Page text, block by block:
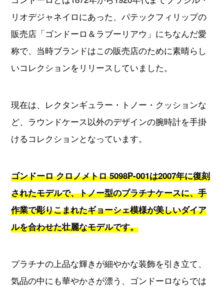
リオデジャネイロにあった、パテックフィリップの
販売店「ゴンドーロ＆ラブーリアウ」にちなんだ愛
称で、当時ブランドはこの販売店のために素晴らし
いコレクションをリリースしていました。
現在は、レクタンギュラー・トノー・クッションな
ど、ラウンドケース以外のデザインの腕時計を手掛
けるコレクションとなっています。
ゴンドーロ クロノメトロ 5098P-001は2007年に復刻
されたモデルで、トノー型のプラチナケースに、手
作業で彫りこまれたギョーシェ模様が美しいダイア
ルを合わせた壮麗なモデルです。
プラチナの上品な輝きが細やかな装飾を引き立て、
気品の中にも華やかさが漂う、ゴンドーロならでは